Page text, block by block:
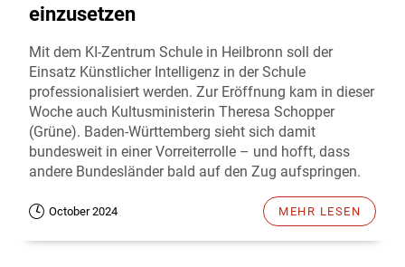
einzusetzen
Mit dem KI-Zentrum Schule in Heilbronn soll der
Einsatz Künstlicher Intelligenz in der Schule
professionalisiert werden. Zur Eröffnung kam in dieser
Woche auch Kultusministerin Theresa Schopper
(Grüne). Baden-Württemberg sieht sich damit
bundesweit in einer Vorreiterrolle – und hofft, dass
andere Bundesländer bald auf den Zug aufspringen.
October 2024 MEHR LESEN